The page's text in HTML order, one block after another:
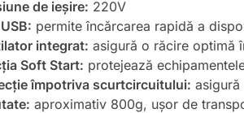
de ieșire: 220V
permite încărcarea rapidă a
integrat: asigură o răcire optimă
Soft Start: protejează
împotriva scurtcircuitului:
aproximativ 800g, ușor de